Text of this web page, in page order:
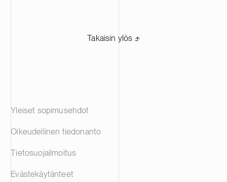
Takaisin ylös ⬏
Yleiset sopimusehdot
Oikeudellinen tiedonanto
Tietosuojailmoitus
Evästekäytänteet